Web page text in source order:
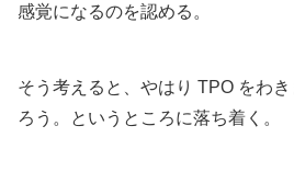
感覚になるのを認める。
そう考えると、やはり TPO をわ
ろう。というところに落ち着く。